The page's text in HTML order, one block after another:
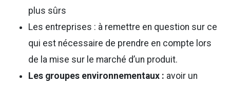
plus sûrs
Les entreprises : à remettre en question sur ce
qui est nécessaire de prendre en compte lors
de la mise sur le marché d’un produit.
Les groupes environnementaux : avoir un